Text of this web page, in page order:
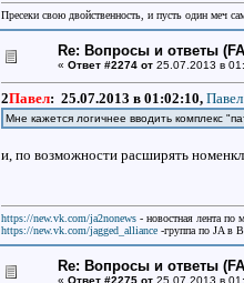
Пресеки свою двойственность, и пусть один меч
Re: Вопросы и ответы
« Ответ #2274 от25.07.2013 в
2Павел: 25.07.2013 в 01:02:10,
Мне кажется логичнее вводить комплекс
и, по возможности расширять
https://new.vk.com/ja2nonews- новостная лента по
https://new.vk.com/jagged_alliance-группа по JA в
Re: Вопросы и ответы
« Ответ #2275 от25.07.2013 в